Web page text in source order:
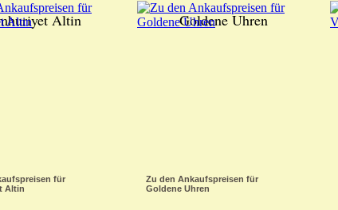
Altin
für
Altin
Goldene Uhren
Zu den Ankaufspreisen für
Goldene Uhren